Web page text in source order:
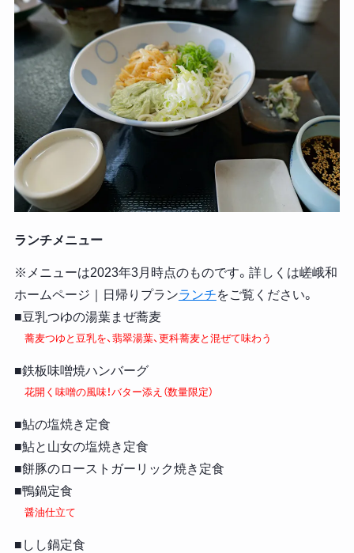
ランチメニュー
※メニューは2023年3月時点のものです。詳しくは嵯峨和
ホームページ｜日帰りプランランチをご覧ください。
■豆乳つゆの湯葉まぜ蕎麦
蕎麦つゆと豆乳を、翡翠湯葉、更科蕎麦と混ぜて味わう
■鉄板味噌焼ハンバーグ
花開く味噌の風味！バター添え（数量限定）
■鮎の塩焼き定食
■鮎と山女の塩焼き定食
■餅豚のローストガーリック焼き定食
■鴨鍋定食
醤油仕立て
■しし鍋定食